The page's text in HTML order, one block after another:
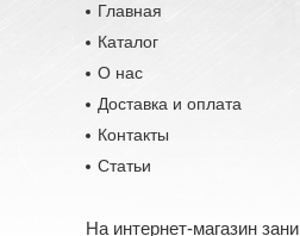
Главная
Каталог
О нас
Доставка и оплата
Контакты
Статьи
На интернет-магазин